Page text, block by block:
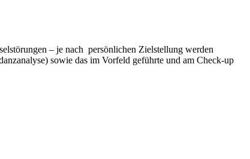
– je nach persönlichen Zielstellung werden
sowie das im Vorfeld geführte und am Check-up